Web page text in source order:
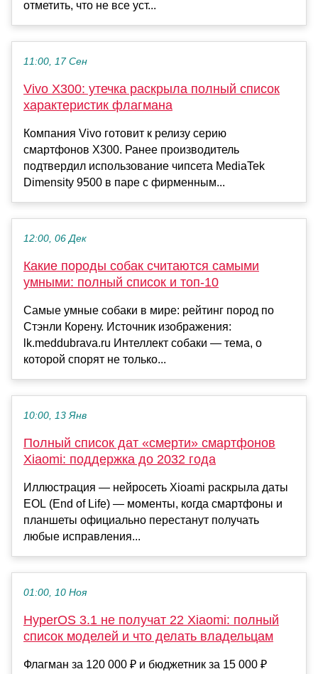
отметить, что не все уст...
11:00, 17 Сен
Vivo X300: утечка раскрыла полный список
характеристик флагмана
Компания Vivo готовит к релизу серию
смартфонов X300. Ранее производитель
подтвердил использование чипсета MediaTek
Dimensity 9500 в паре с фирменным...
12:00, 06 Дек
Какие породы собак считаются самыми
умными: полный список и топ-10
Самые умные собаки в мире: рейтинг пород по
Стэнли Корену. Источник изображения:
lk.meddubrava.ru Интеллект собаки — тема, о
которой спорят не только...
10:00, 13 Янв
Полный список дат «смерти» смартфонов
Xiaomi: поддержка до 2032 года
Иллюстрация — нейросеть Xioami раскрыла даты
EOL (End of Life) — моменты, когда смартфоны и
планшеты официально перестанут получать
любые исправления...
01:00, 10 Ноя
HyperOS 3.1 не получат 22 Xiaomi: полный
список моделей и что делать владельцам
Флагман за 120 000 ₽ и бюджетник за 15 000 ₽